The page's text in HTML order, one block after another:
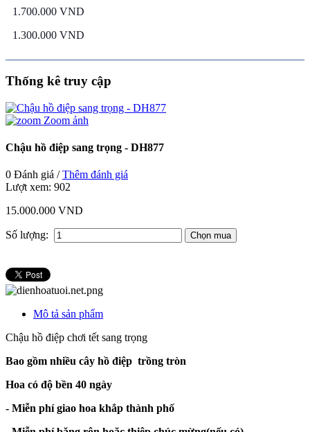
1.700.000 VND
1.300.000 VND
Thống kê truy cập
Zoom ảnh
Chậu hồ điệp sang trọng - DH877
0 Đánh giá /Thêm đánh giá
Lượt xem: 902
15.000.000 VND
Số lượng:
Mô tả sản phẩm
Chậu hồ điệp chơi tết sang trọng
Bao gồm nhiều cây hồ điệp trồng tròn
Hoa có độ bền 40 ngày
- Miễn phí giao hoa khắp thành phố